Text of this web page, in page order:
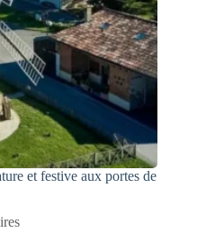
et festive aux portes de